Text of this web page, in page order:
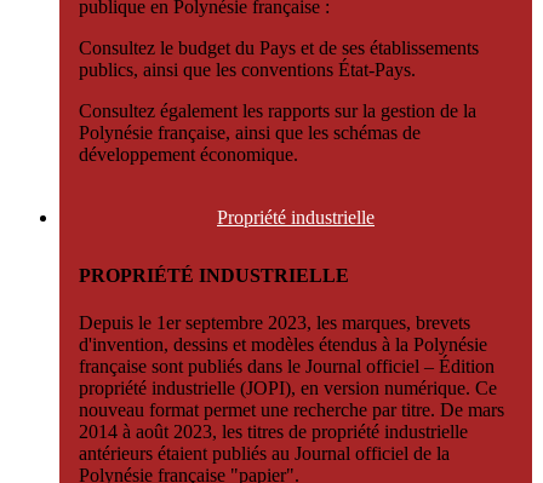
publique en Polynésie française :
Consultez le budget du Pays et de ses établissements
publics, ainsi que les conventions État-Pays.
Consultez également les rapports sur la gestion de la
Polynésie française, ainsi que les schémas de
développement économique.
Propriété industrielle
PROPRIÉTÉ INDUSTRIELLE
Depuis le 1er septembre 2023, les marques, brevets
d'invention, dessins et modèles étendus à la Polynésie
française sont publiés dans le Journal officiel – Édition
propriété industrielle (JOPI), en version numérique. Ce
nouveau format permet une recherche par titre. De mars
2014 à août 2023, les titres de propriété industrielle
antérieurs étaient publiés au Journal officiel de la
Polynésie française "papier".